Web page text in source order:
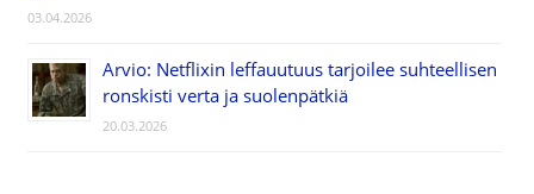
03.04.2026
Arvio: Netflixin leffauutuus tarjoilee suhteellisen
ronskisti verta ja suolenpätkiä
20.03.2026